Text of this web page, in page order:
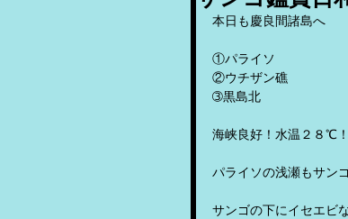
本日も慶良間諸島へ
①パライソ
②ウチザン礁
➂黒島北
海峡良好！水温２８℃
パライソの浅瀬もサン
サンゴの下にイセエビ